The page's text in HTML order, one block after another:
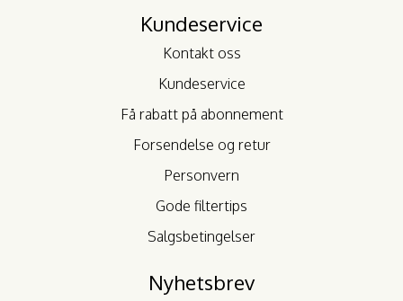
Kundeservice
Kontakt oss
Kundeservice
Få rabatt på abonnement
Forsendelse og retur
Personvern
Gode filtertips
Salgsbetingelser
Nyhetsbrev